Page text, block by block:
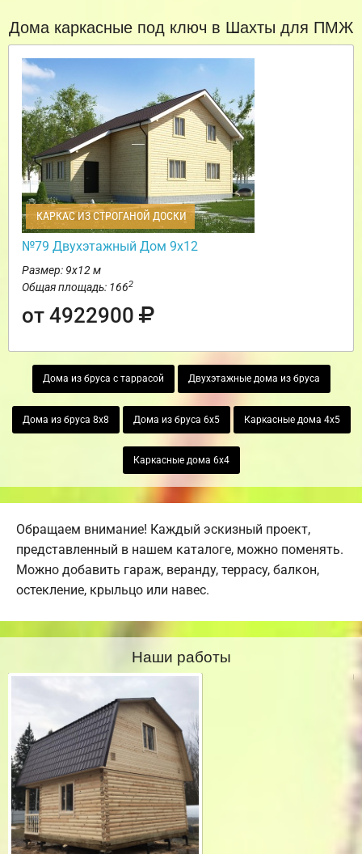
Дома каркасные под ключ в Шахты для ПМЖ
КАРКАС ИЗ СТРОГАНОЙ ДОСКИ
№79 Двухэтажный Дом 9х12
Размер: 9х12 м
Общая площадь: 1662
от 4922900
Дома из бруса с таррасой Двухэтажные дома из бруса
Дома из бруса 8х8 Дома из бруса 6х5 Каркасные дома 4х5
Каркасные дома 6х4
Обращаем внимание! Каждый эскизный проект,
представленный в нашем каталоге, можно поменять.
Можно добавить гараж, веранду, террасу, балкон,
остекление, крыльцо или навес.
Наши работы